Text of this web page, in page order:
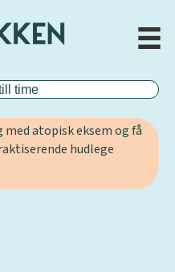
time
atopisk eksem og få
hudlege